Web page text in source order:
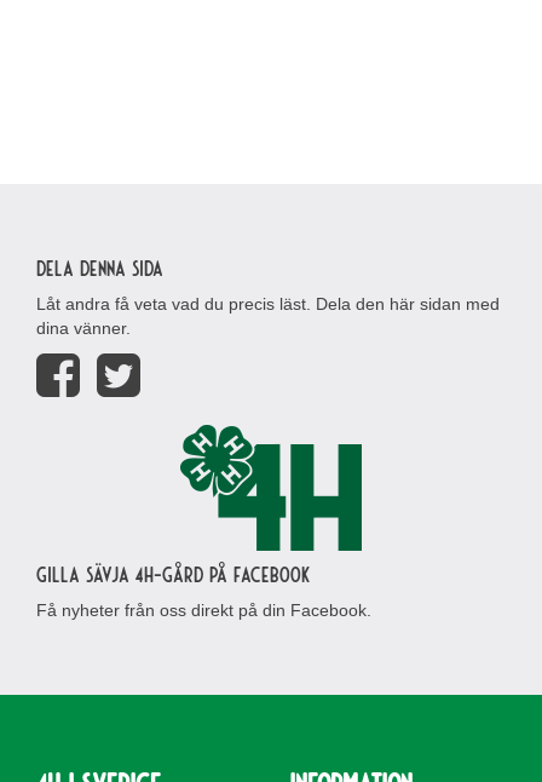
Dela denna sida
Låt andra få veta vad du precis läst. Dela den här sidan med
dina vänner.
Gilla Sävja 4H-gård på Facebook
Få nyheter från oss direkt på din Facebook.